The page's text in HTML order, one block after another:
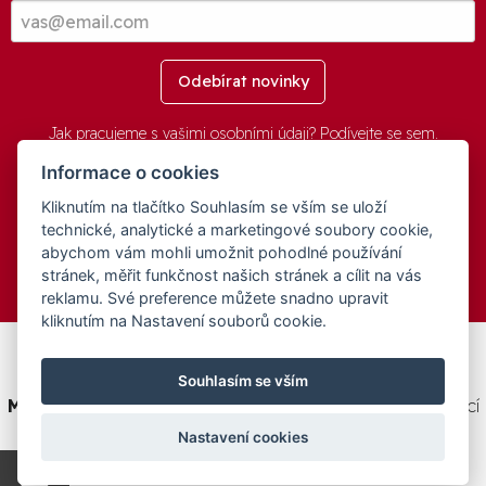
Odebírat novinky
Jak pracujeme s vašimi osobními údaji? Podívejte se sem
© 2016-2026 -aGovernment.cz&Obec Oznice. Software:
aGovernment, Verze:4.0.1.1 - Beta. Číslo Licence: 74274001
Všechna práva vyhrazenaOchrana osobních údajů,Přístupnost
Tento web byl spolufinancován v rámci programu
Medializujeme ČESKO.czna podporu a modernizaci obcí
ČR.
Informace o cookies
Kliknutím na tlačítko Souhlasím se vším se uloží
technické, analytické a marketingové soubory cookie,
abychom vám mohli umožnit pohodlné používání
stránek, měřit funkčnost našich stránek a cílit na vás
reklamu. Své preference můžete snadno upravit
kliknutím na Nastavení souborů cookie.
Souhlasím se vším
Nastavení cookies